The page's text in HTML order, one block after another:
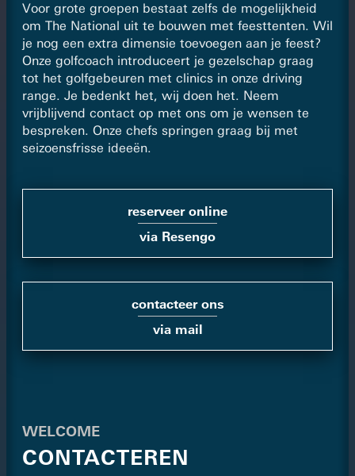
Voor grote groepen bestaat zelfs de mogelijkheid
om The National uit te bouwen met feesttenten. Wil
je nog een extra dimensie toevoegen aan je feest?
Onze golfcoach introduceert je gezelschap graag
tot het golfgebeuren met clinics in onze driving
range. Je bedenkt het, wij doen het. Neem
vrijblijvend contact op met ons om je wensen te
bespreken. Onze chefs springen graag bij met
seizoensfrisse ideeën.
reserveer online
via Resengo
contacteer ons
via mail
WELCOME
CONTACTEREN